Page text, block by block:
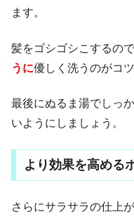
ます。
髪をゴシゴシこするので
うに優しく洗うのがコツ
最後にぬるま湯でしっ
いようにしましょう。
より効果を高める
さらにサラサラの仕上